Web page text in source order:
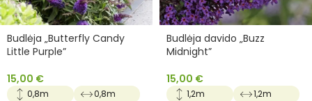
Budlėja „Butterfly Candy
Little Purple”
15,00 €
0,8m 0,8m
Budlėja davido „Buzz
Midnight”
15,00 €
1,2m 1,2m